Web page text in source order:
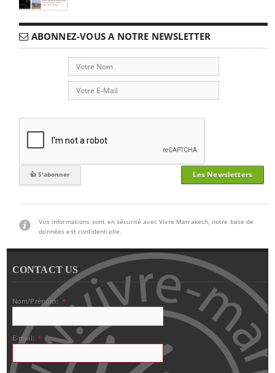
ABONNEZ-VOUS A NOTRE NEWSLETTER
Les Newsletters
Vos informations sont en sécurité avec Vivre Marrakech, notre base de
données est confidentielle.
CONTACT US
Nom/Prénom: *
E-mail: *